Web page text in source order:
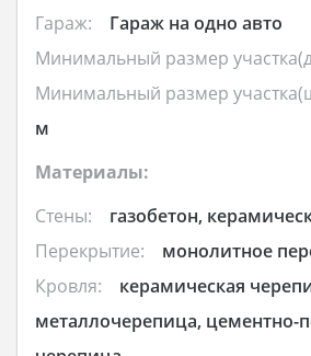
Гараж:
Гараж на одно авто
Минимальный размер
Минимальный размер
м
Материалы:
Стены:
газобетон,
Перекрытие:
монолитное
Кровля:
керамическая
металлочерепица, цементно-